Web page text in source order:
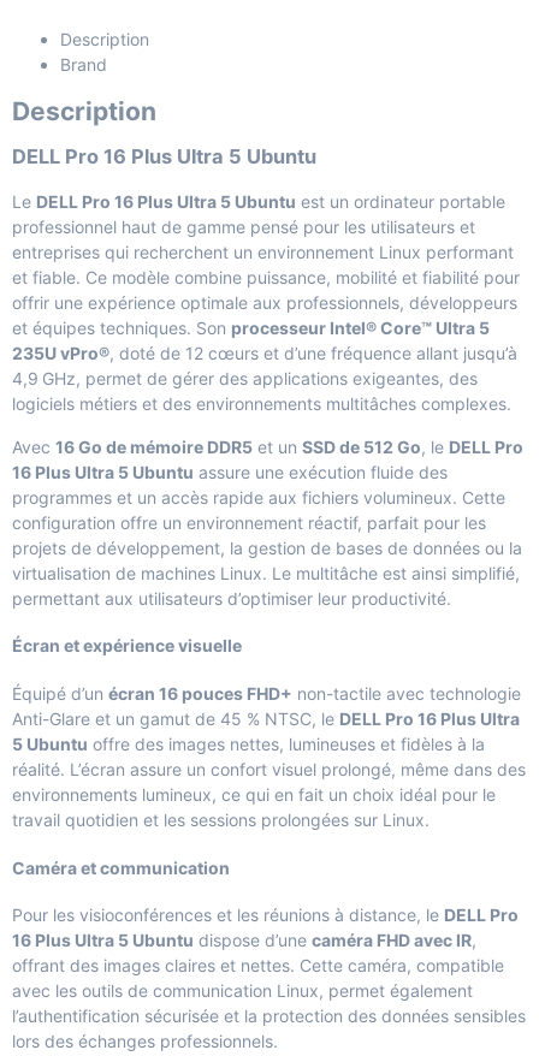
Description
Brand
Description
DELL Pro 16 Plus Ultra 5 Ubuntu
Le DELL Pro 16 Plus Ultra 5 Ubuntu est un ordinateur portable
professionnel haut de gamme pensé pour les utilisateurs et
entreprises qui recherchent un environnement Linux performant
et fiable. Ce modèle combine puissance, mobilité et fiabilité pour
offrir une expérience optimale aux professionnels, développeurs
et équipes techniques. Son processeur Intel® Core™ Ultra 5
235U vPro®, doté de 12 cœurs et d’une fréquence allant jusqu’à
4,9 GHz, permet de gérer des applications exigeantes, des
logiciels métiers et des environnements multitâches complexes.
Avec 16 Go de mémoire DDR5 et un SSD de 512 Go, le DELL Pro
16 Plus Ultra 5 Ubuntu assure une exécution fluide des
programmes et un accès rapide aux fichiers volumineux. Cette
configuration offre un environnement réactif, parfait pour les
projets de développement, la gestion de bases de données ou la
virtualisation de machines Linux. Le multitâche est ainsi simplifié,
permettant aux utilisateurs d’optimiser leur productivité.
Écran et expérience visuelle
Équipé d’un écran 16 pouces FHD+ non-tactile avec technologie
Anti-Glare et un gamut de 45 % NTSC, le DELL Pro 16 Plus Ultra
5 Ubuntu offre des images nettes, lumineuses et fidèles à la
réalité. L’écran assure un confort visuel prolongé, même dans des
environnements lumineux, ce qui en fait un choix idéal pour le
travail quotidien et les sessions prolongées sur Linux.
Caméra et communication
Pour les visioconférences et les réunions à distance, le DELL Pro
16 Plus Ultra 5 Ubuntu dispose d’une caméra FHD avec IR,
offrant des images claires et nettes. Cette caméra, compatible
avec les outils de communication Linux, permet également
l’authentification sécurisée et la protection des données sensibles
lors des échanges professionnels.